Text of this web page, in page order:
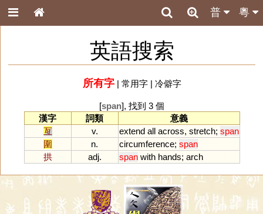
粵
普
英語搜索
所有字| 常用字| 冷僻字
[span], 找到 3 個
漢字
詞類
意義
亙
v. extend all across, stretch; span
圍
n. circumference; span
拱
adj. span with hands; arch